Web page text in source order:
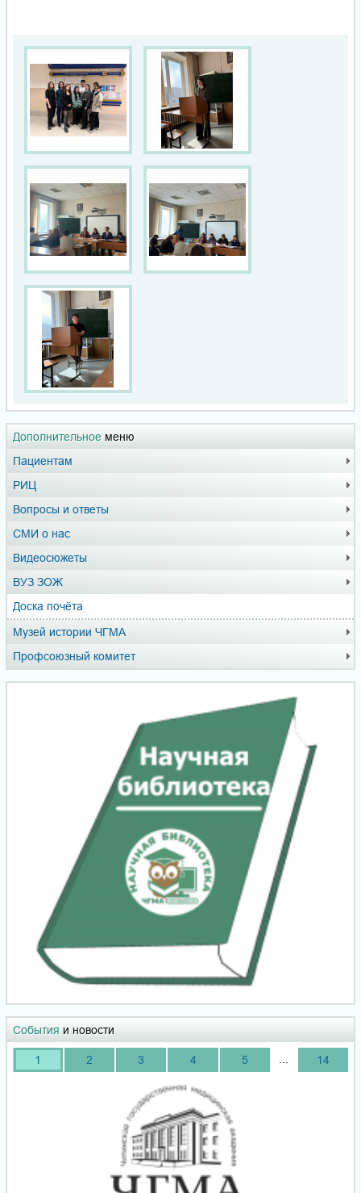
Дополнительное меню
Пациентам
РИЦ
Вопросы и ответы
СМИ о нас
Видеосюжеты
ВУЗ ЗОЖ
Доска почёта
Музей истории ЧГМА
Профсоюзный комитет
События и новости
1 2 3 4 5 14